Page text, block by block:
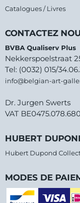
Catalogues / Livres
CONTACTEZ
BVBA Qualiserv Plus
Nekkerspoelstraat
Tel: (0032) 015/
info@belgian-art-
Dr. Jurgen Swerts
VAT
HUBERT
Hubert Dupond
MODES DE